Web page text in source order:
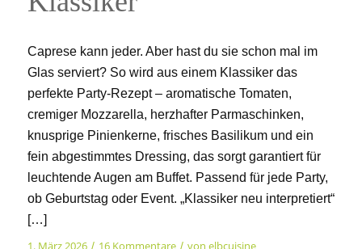
Caprese kann jeder. Aber hast du sie schon mal im
Glas serviert? So wird aus einem Klassiker das
perfekte Party-Rezept – aromatische Tomaten,
cremiger Mozzarella, herzhafter Parmaschinken,
knusprige Pinienkerne, frisches Basilikum und ein
fein abgestimmtes Dressing, das sorgt garantiert für
leuchtende Augen am Buffet. Passend für jede Party,
ob Geburtstag oder Event. „Klassiker neu interpretiert“
[…]
1. März 2026 / 16 Kommentare / von elbcuisine